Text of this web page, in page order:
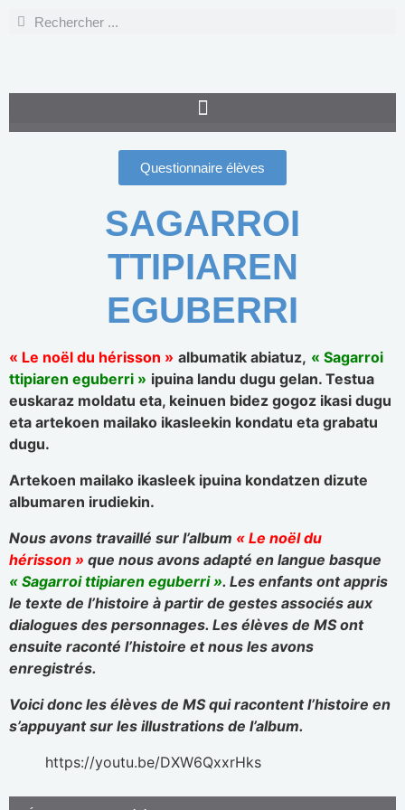
Questionnaire élèves
SAGARROI
TTIPIAREN
EGUBERRI
« Le noël du hérisson » albumatik abiatuz, « Sagarroi
ttipiaren eguberri » ipuina landu dugu gelan. Testua
euskaraz moldatu eta, keinuen bidez gogoz ikasi dugu
eta artekoen mailako ikasleekin kondatu eta grabatu
dugu.
Artekoen mailako ikasleek ipuina kondatzen dizute
albumaren irudiekin.
Nous avons travaillé sur l’album « Le noël du
hérisson » que nous avons adapté en langue basque
« Sagarroi ttipiaren eguberri ». Les enfants ont appris
le texte de l’histoire à partir de gestes associés aux
dialogues des personnages. Les élèves de MS ont
ensuite raconté l’histoire et nous les avons
enregistrés.
Voici donc les élèves de MS qui racontent l’histoire en
s’appuyant sur les illustrations de l’album.
https://youtu.be/DXW6QxxrHks